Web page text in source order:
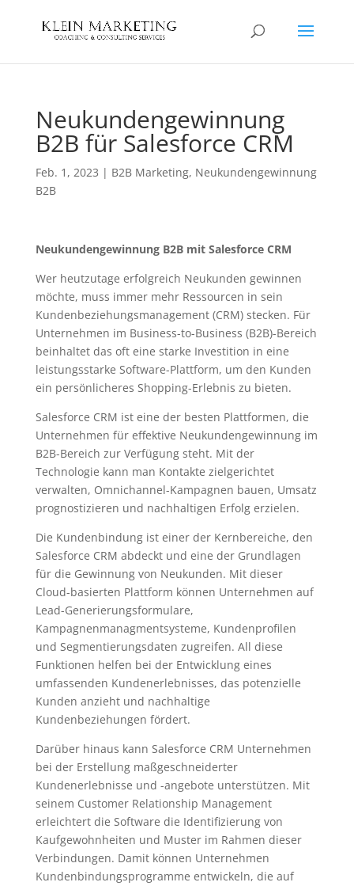
Neukundengewinnung
B2B für Salesforce CRM
Feb. 1, 2023 | B2B Marketing, Neukundengewinnung
B2B
Neukundengewinnung B2B mit Salesforce CRM
Wer heutzutage erfolgreich Neukunden gewinnen
möchte, muss immer mehr Ressourcen in sein
Kundenbeziehungsmanagement (CRM) stecken. Für
Unternehmen im Business-to-Business (B2B)-Bereich
beinhaltet das oft eine starke Investition in eine
leistungsstarke Software-Plattform, um den Kunden
ein persönlicheres Shopping-Erlebnis zu bieten.
Salesforce CRM ist eine der besten Plattformen, die
Unternehmen für effektive Neukundengewinnung im
B2B-Bereich zur Verfügung steht. Mit der
Technologie kann man Kontakte zielgerichtet
verwalten, Omnichannel-Kampagnen bauen, Umsatz
prognostizieren und nachhaltigen Erfolg erzielen.
Die Kundenbindung ist einer der Kernbereiche, den
Salesforce CRM abdeckt und eine der Grundlagen
für die Gewinnung von Neukunden. Mit dieser
Cloud-basierten Plattform können Unternehmen auf
Lead-Generierungsformulare,
Kampagnenmanagmentsysteme, Kundenprofilen
und Segmentierungsdaten zugreifen. All diese
Funktionen helfen bei der Entwicklung eines
umfassenden Kundenerlebnisses, das potenzielle
Kunden anzieht und nachhaltige
Kundenbeziehungen fördert.
Darüber hinaus kann Salesforce CRM Unternehmen
bei der Erstellung maßgeschneiderter
Kundenerlebnisse und -angebote unterstützen. Mit
seinem Customer Relationship Management
erleichtert die Software die Identifizierung von
Kaufgewohnheiten und Muster im Rahmen dieser
Verbindungen. Damit können Unternehmen
Kundenbindungsprogramme entwickeln, die auf